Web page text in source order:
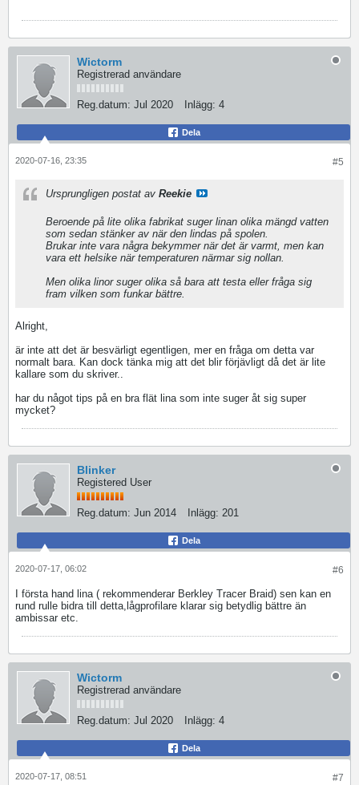
Wictorm
Registrerad användare
Reg.datum: Jul 2020 Inlägg: 4
Dela
#5
2020-07-16, 23:35
Ursprungligen postat av Reekie
Beroende på lite olika fabrikat suger linan olika mängd vatten
som sedan stänker av när den lindas på spolen.
Brukar inte vara några bekymmer när det är varmt, men kan
vara ett helsike när temperaturen närmar sig nollan.
Men olika linor suger olika så bara att testa eller fråga sig
fram vilken som funkar bättre.
Alright,
är inte att det är besvärligt egentligen, mer en fråga om detta var
normalt bara. Kan dock tänka mig att det blir förjävligt då det är lite
kallare som du skriver..
har du något tips på en bra flät lina som inte suger åt sig super
mycket?
Blinker
Registered User
Reg.datum: Jun 2014 Inlägg: 201
Dela
#6
2020-07-17, 06:02
I första hand lina ( rekommenderar Berkley Tracer Braid) sen kan en
rund rulle bidra till detta,lågprofilare klarar sig betydlig bättre än
ambissar etc.
Wictorm
Registrerad användare
Reg.datum: Jul 2020 Inlägg: 4
Dela
#7
2020-07-17, 08:51